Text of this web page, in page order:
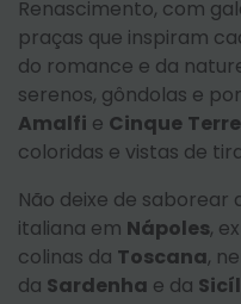
Renascimento, com
praças que inspiram
do romance e da
serenos, gôndolas e
Amalfi e Cinque Terre
coloridas e vistas de
Não deixe de
italiana em Nápoles,
colinas da Toscana,
da Sardenha e da